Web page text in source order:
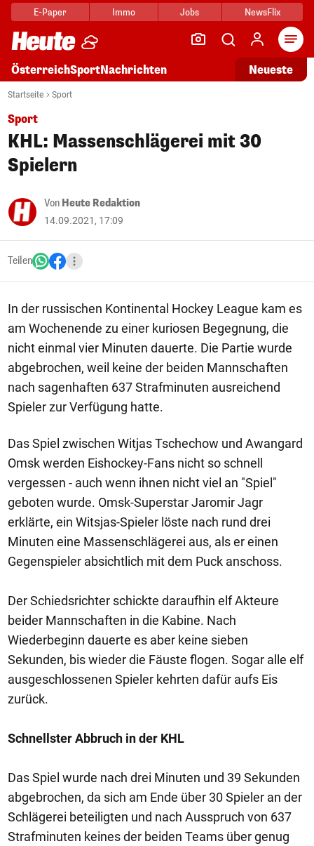
E-Paper Immo Jobs NewsFlix
ÖsterreichSportNachrichten Neueste
Startseite Sport
Sport
KHL: Massenschlägerei mit 30
Spielern
Von Heute Redaktion
14.09.2021, 17:09
Teilen
In der russischen Kontinental Hockey League kam es
am Wochenende zu einer kuriosen Begegnung, die
nicht einmal vier Minuten dauerte. Die Partie wurde
abgebrochen, weil keine der beiden Mannschaften
nach sagenhaften 637 Strafminuten ausreichend
Spieler zur Verfügung hatte.
Das Spiel zwischen Witjas Tschechow und Awangard
Omsk werden Eishockey-Fans nicht so schnell
vergessen - auch wenn ihnen nicht viel an "Spiel"
geboten wurde. Omsk-Superstar Jaromir Jagr
erklärte, ein Witsjas-Spieler löste nach rund drei
Minuten eine Massenschlägerei aus, als er einen
Gegenspieler absichtlich mit dem Puck anschoss.
Der Schiedsrichter schickte daraufhin elf Akteure
beider Mannschaften in die Kabine. Nach
Wiederbeginn dauerte es aber keine sieben
Sekunden, bis wieder die Fäuste flogen. Sogar alle elf
ausgeschlossenen Spieler kehrten dafür aufs Eis
zurück.
Schnellster Abbruch in der KHL
Das Spiel wurde nach drei Minuten und 39 Sekunden
abgebrochen, da sich am Ende über 30 Spieler an der
Schlägerei beteiligten und nach Ausspruch von 637
Strafminuten keines der beiden Teams über genug